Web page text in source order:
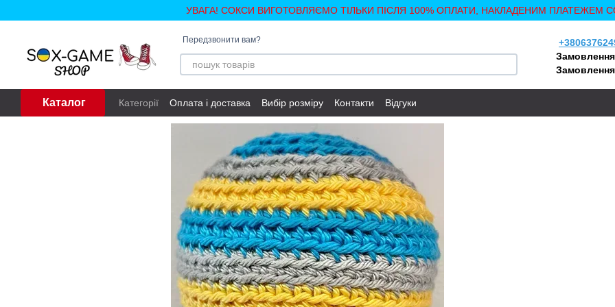
УВАГА! СОКСИ ВИГОТОВЛЯЄМО ТІЛЬКИ ПІСЛЯ 100% ОПЛАТИ, НАКЛАДЕНИМ ПЛАТЕЖЕМ
Передзвонити вам?
Каталог Категорії Оплата і доставка Вибір розміру Контакти Відгуки